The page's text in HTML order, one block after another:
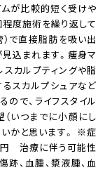
が比較的短く受けや
度施術を繰り返して
で直接脂肪を吸い出
込まれます。痩身マ
カルプティングや脂
スカルプシュアなど
ので、ライフスタイル
（いつまでに小顔にし
いかと思います。 ※症
治療に伴う可能性
跡、血腫、漿液腫、血